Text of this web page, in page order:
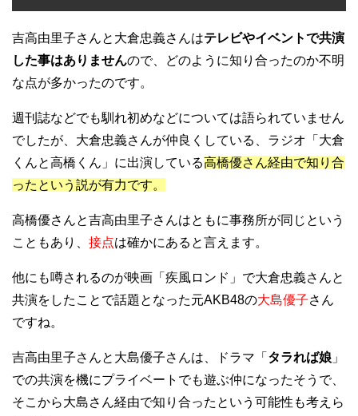
吉高由里子さんと大倉忠義さんはテレビやイベントで共演
した事はありませんので、どのように知り合ったのか不明
な点が多かったのです。
週刊誌などでも馴れ初めなどについては語られていません
でしたが、大倉忠義さんが仲良くしている、ラジオ「大倉
くんと高橋くん」に出演している高橋優さん経由で知り合
ったという説が有力です。
高橋優さんと吉高由里子さんはともに事務所が同じという
こともあり、 接点は確かにあると言えます。
他にも噂されるのが映画「疾風ロンド」で大倉忠義さんと
共演をしたことで話題となった元AKB48の大島優子さん
ですね。
吉高由里子さんと大島優子さんは、ドラマ「 タラれば娘 」
での共演を機にプライベートでも遊ぶ仲になったそうで、
そこから大島さん経由で知り合ったという可能性も考えら